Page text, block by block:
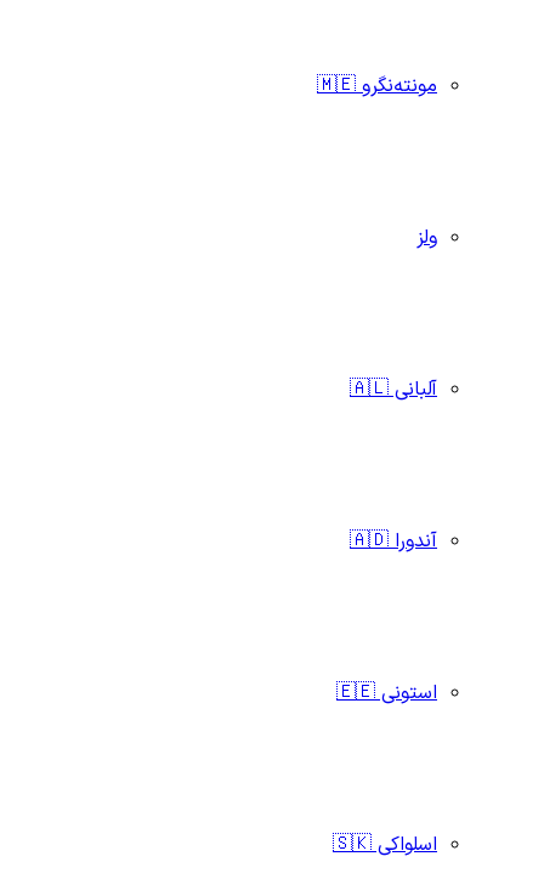
مونته‌نگرو 🇲🇪
ولز
آلبانی 🇦🇱
آندورا 🇦🇩
استونی 🇪🇪
اسلواکی 🇸🇰